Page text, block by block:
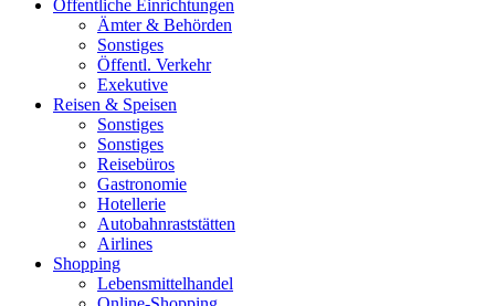
Öffentliche Einrichtungen
Ämter & Behörden
Sonstiges
Öffentl. Verkehr
Exekutive
Reisen & Speisen
Sonstiges
Sonstiges
Reisebüros
Gastronomie
Hotellerie
Autobahnraststätten
Airlines
Shopping
Lebensmittelhandel